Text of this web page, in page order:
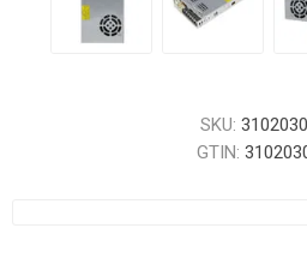
SKU:
GTIN: